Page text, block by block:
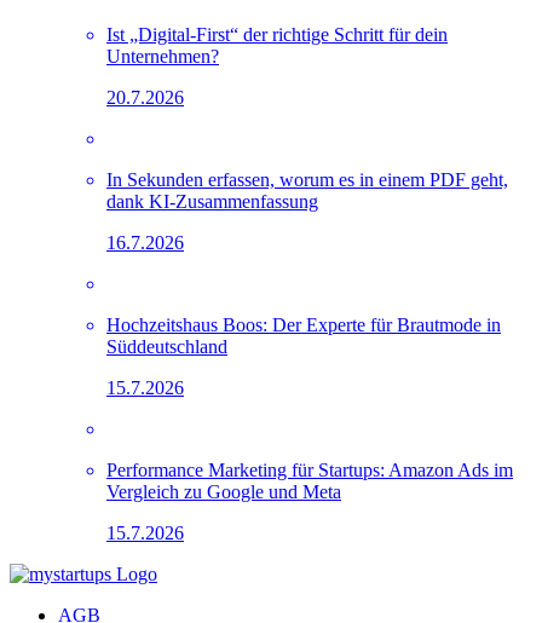
Ist „Digital-First“ der richtige Schritt für dein
Unternehmen?
20.7.2026
In Sekunden erfassen, worum es in einem PDF geht,
dank KI-Zusammenfassung
16.7.2026
Hochzeitshaus Boos: Der Experte für Brautmode in
Süddeutschland
15.7.2026
Performance Marketing für Startups: Amazon Ads im
Vergleich zu Google und Meta
15.7.2026
AGB